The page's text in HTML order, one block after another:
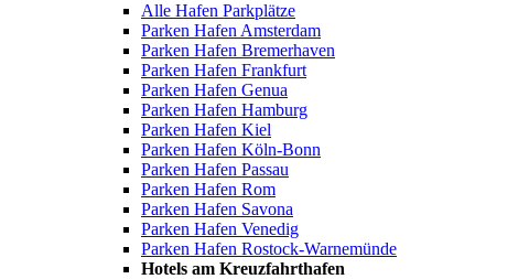
Alle Hafen Parkplätze
Parken Hafen Amsterdam
Parken Hafen Bremerhaven
Parken Hafen Frankfurt
Parken Hafen Genua
Parken Hafen Hamburg
Parken Hafen Kiel
Parken Hafen Köln-Bonn
Parken Hafen Passau
Parken Hafen Rom
Parken Hafen Savona
Parken Hafen Venedig
Parken Hafen Rostock-Warnemünde
Hotels am Kreuzfahrthafen